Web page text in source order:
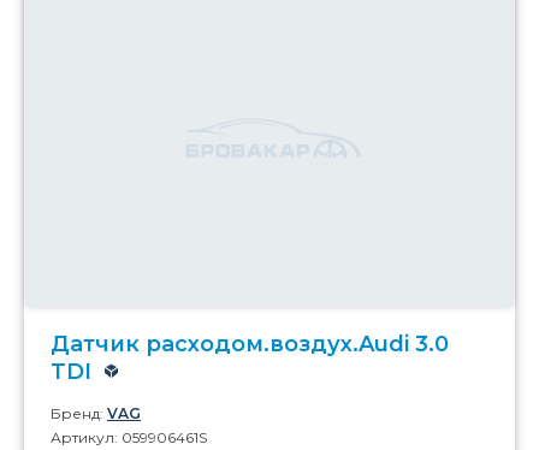
Датчик расходом.воздух.Audi 3.0
TDI
Бренд: VAG
Артикул: 059906461S